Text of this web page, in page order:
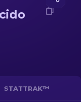
STATTRAK™